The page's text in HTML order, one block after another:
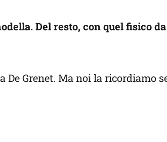
Del resto, con quel fisico
Grenet. Ma noi la ricordiamo